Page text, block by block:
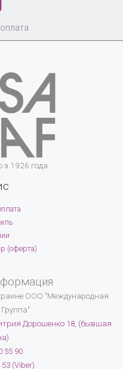
з 1926 года
(оферта)
ООО "Международная
Дорошенко 18, (бывшая
55 90
(Viber)